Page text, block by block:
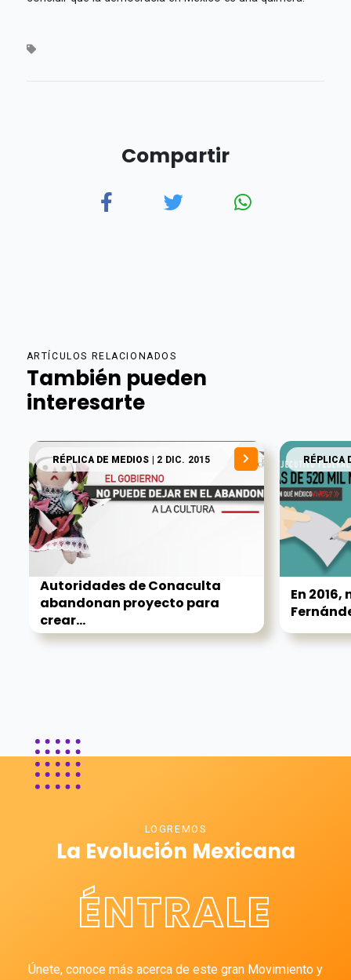
Compartir
ARTÍCULOS RELACIONADOS
También pueden
interesarte
RÉPLICA DE MEDIOS | 2 DIC. 2015
Autoridades de Conaculta
abandonan proyecto para
crear...
RÉPLICA
En
LOGREMOS
La Evolución Mexicana
ÉNTRALE
Únete, conoce más acerca de este gran Movimiento y